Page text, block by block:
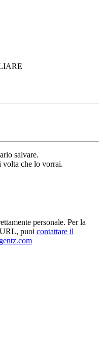
salvare.
volta che lo vorrai.
personale. Per la
puoi contattare il